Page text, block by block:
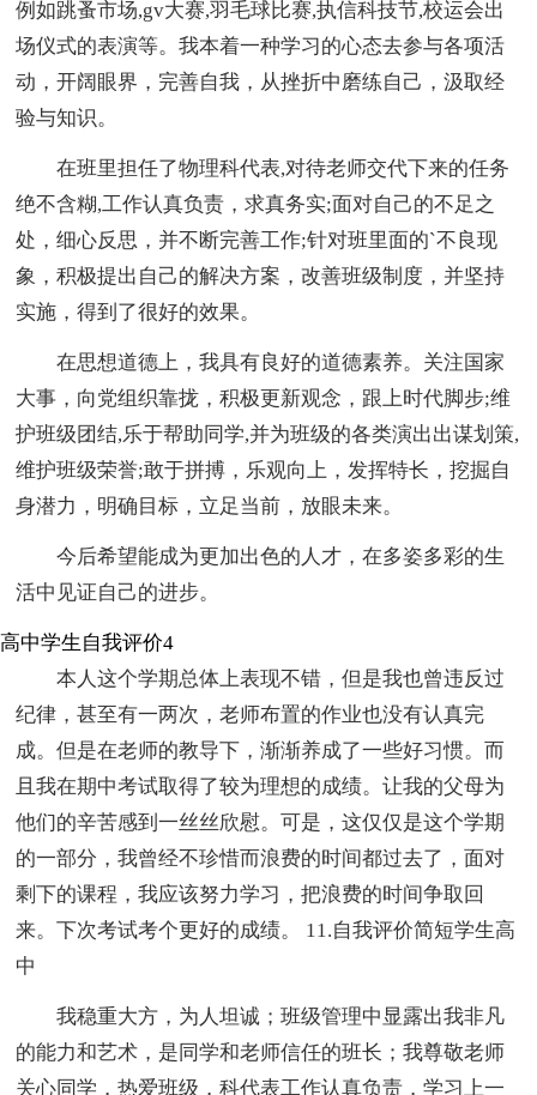
例如跳蚤市场,gv大赛,羽毛球比赛,执信科技节,校运会出
场仪式的表演等。我本着一种学习的心态去参与各项活
动，开阔眼界，完善自我，从挫折中磨练自己，汲取经
验与知识。
在班里担任了物理科代表,对待老师交代下来的任务
绝不含糊,工作认真负责，求真务实;面对自己的不足之
处，细心反思，并不断完善工作;针对班里面的`不良现
象，积极提出自己的解决方案，改善班级制度，并坚持
实施，得到了很好的效果。
在思想道德上，我具有良好的道德素养。关注国家
大事，向党组织靠拢，积极更新观念，跟上时代脚步;维
护班级团结,乐于帮助同学,并为班级的各类演出出谋划策,
维护班级荣誉;敢于拼搏，乐观向上，发挥特长，挖掘自
身潜力，明确目标，立足当前，放眼未来。
今后希望能成为更加出色的人才，在多姿多彩的生
活中见证自己的进步。
高中学生自我评价4
本人这个学期总体上表现不错，但是我也曾违反过
纪律，甚至有一两次，老师布置的作业也没有认真完
成。但是在老师的教导下，渐渐养成了一些好习惯。而
且我在期中考试取得了较为理想的成绩。让我的父母为
他们的辛苦感到一丝丝欣慰。可是，这仅仅是这个学期
的一部分，我曾经不珍惜而浪费的时间都过去了，面对
剩下的课程，我应该努力学习，把浪费的时间争取回
来。下次考试考个更好的成绩。 11.自我评价简短学生高
中
我稳重大方，为人坦诚；班级管理中显露出我非凡
的能力和艺术，是同学和老师信任的班长；我尊敬老师
关心同学，热爱班级，科代表工作认真负责，学习上一